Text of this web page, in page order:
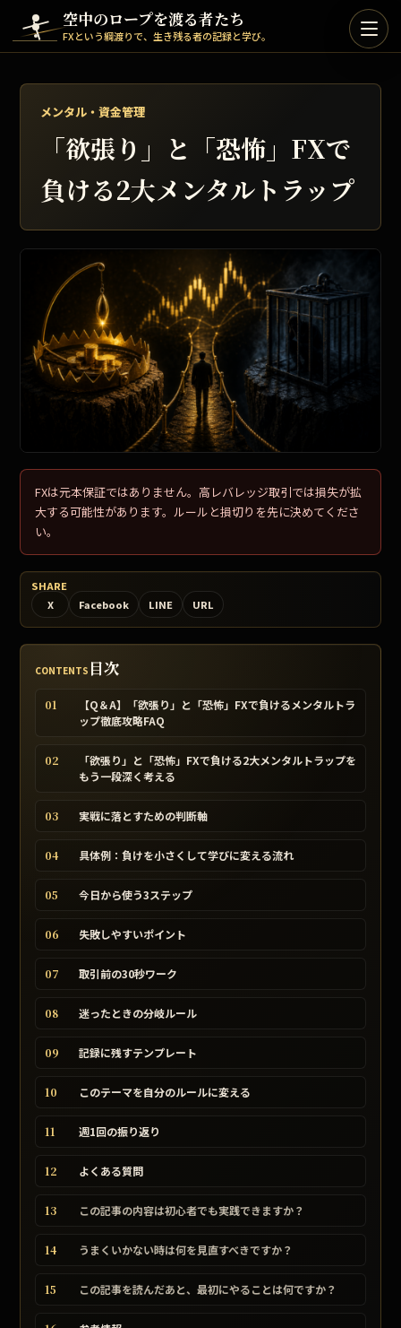
Skip to content空中のロープを渡る者たち
FXという綱渡りで、生き残る者の記録と学び。
メンタル・資金管理
「欲張り」と「恐怖」FXで
負ける2大メンタルトラップ
FXは元本保証ではありません。高レバレッジ取引では損失が拡
大する可能性があります。ルールと損切りを先に決めてくださ
い。
SHARE
X
Facebook LINE URL
CONTENTS 目次
01
【Q＆A】「欲張り」と「恐怖」FXで負けるメンタルトラ
ップ徹底攻略FAQ
02
「欲張り」と「恐怖」FXで負ける2大メンタルトラップを
もう一段深く考える
03 実戦に落とすための判断軸
04 具体例：負けを小さくして学びに変える流れ
05 今日から使う3ステップ
06 失敗しやすいポイント
07 取引前の30秒ワーク
08 迷ったときの分岐ルール
09 記録に残すテンプレート
10 このテーマを自分のルールに変える
11 週1回の振り返り
12 よくある質問
13 この記事の内容は初心者でも実践できますか？
14 うまくいかない時は何を見直すべきですか？
15 この記事を読んだあと、最初にやることは何ですか？